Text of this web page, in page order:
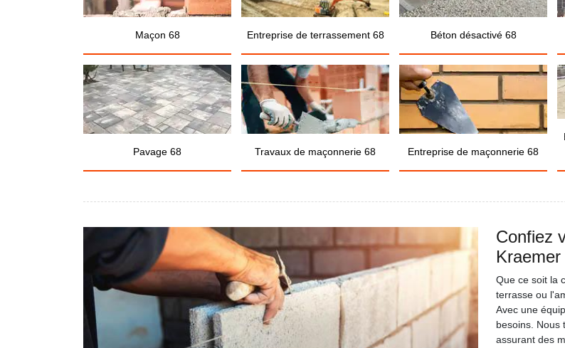
Maçon 68 Entreprise de terrassement 68 Béton désactivé 68
Pavage 68 Travaux de maçonnerie 68 Entreprise de maçonnerie 68
Confiez
Que ce soit la
terrasse ou
Avec une
besoins. Nous
assurant des